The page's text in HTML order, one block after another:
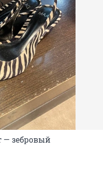
— зебровый